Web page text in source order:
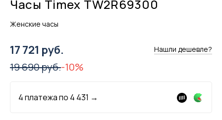
Часы Timex TW2R69300
Женские часы
17 721 руб. Нашли дешевле?
19 690 руб.-10%
4 платежа по 4 431 →